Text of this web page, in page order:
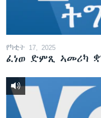
የካቲት 17, 2025
ፈነወ ድምጺ ኣመሪካ